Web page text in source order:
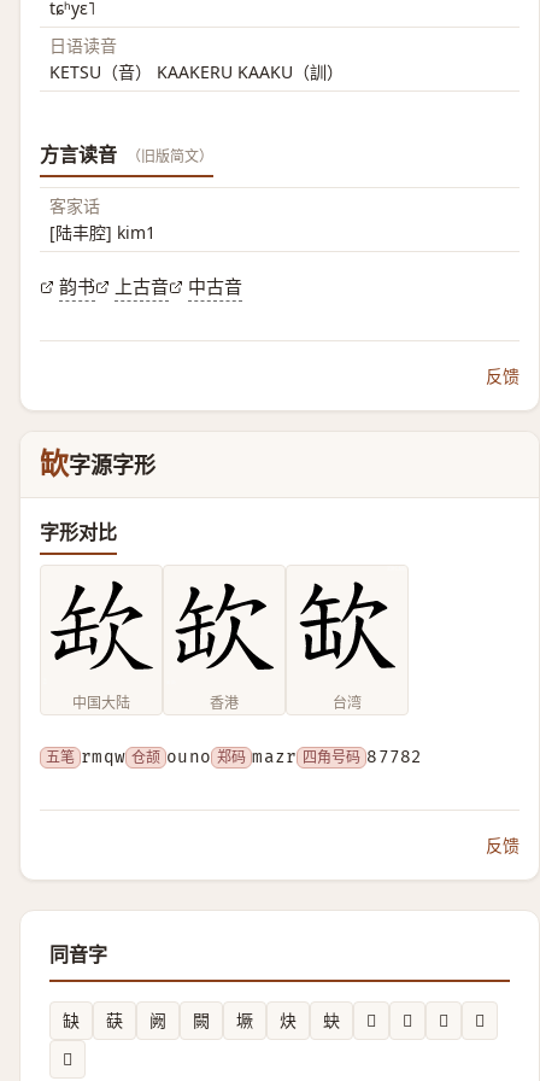
tɕʰyɛ˥
日语读音
KETSU（音） KAAKERU KAAKU（訓）
方言读音 （旧版简文）
客家话
[陆丰腔] kim1
韵书 上古音 中古音
反馈
缼字源字形
字形对比
中国大陆 香港 台湾
五笔 rmqw 仓颉 ouno 郑码 mazr 四角号码 87782
反馈
同音字
缺 蒛 阙 闕 㙭 炔 蚗 𥗮 𩫠 𨶏
𧎯
𩍷